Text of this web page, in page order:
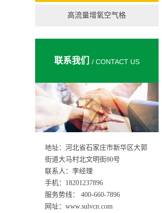
高流量增氧空气格
联系我们 / CONTACT US
地址：河北省石家庄市新华区大郭
街道大马村北文明街80号
联系人：李经理
手机：18201237896
服务势线： 400-660-7896
网址：www.sulvcn.com